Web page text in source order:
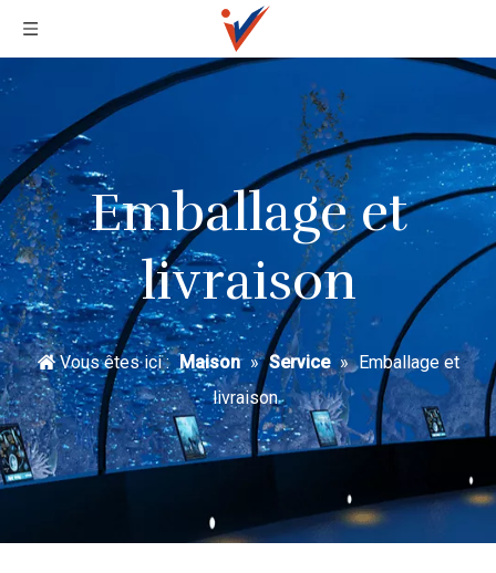
Emballage et
livraison
Vous êtes ici : Maison » Service » Emballage et
livraison